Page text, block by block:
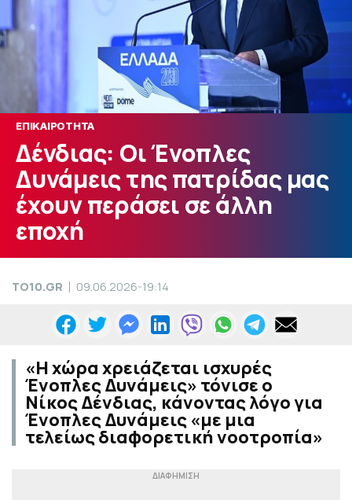
ΕΠΙΚΑΙΡΟΤΗΤΑ
Δένδιας: Οι Ένοπλες
Δυνάμεις της πατρίδας μας
έχουν περάσει σε άλλη
εποχή
TO10.GR 09.06.2026-19:14
«Η χώρα χρειάζεται ισχυρές
Ένοπλες Δυνάμεις» τόνισε ο
Νίκος Δένδιας, κάνοντας λόγο για
Ένοπλες Δυνάμεις «με μια
τελείως διαφορετική νοοτροπία»